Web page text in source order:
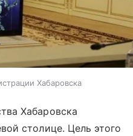
Хабаровска
Хабаровска
столице. Цель этого